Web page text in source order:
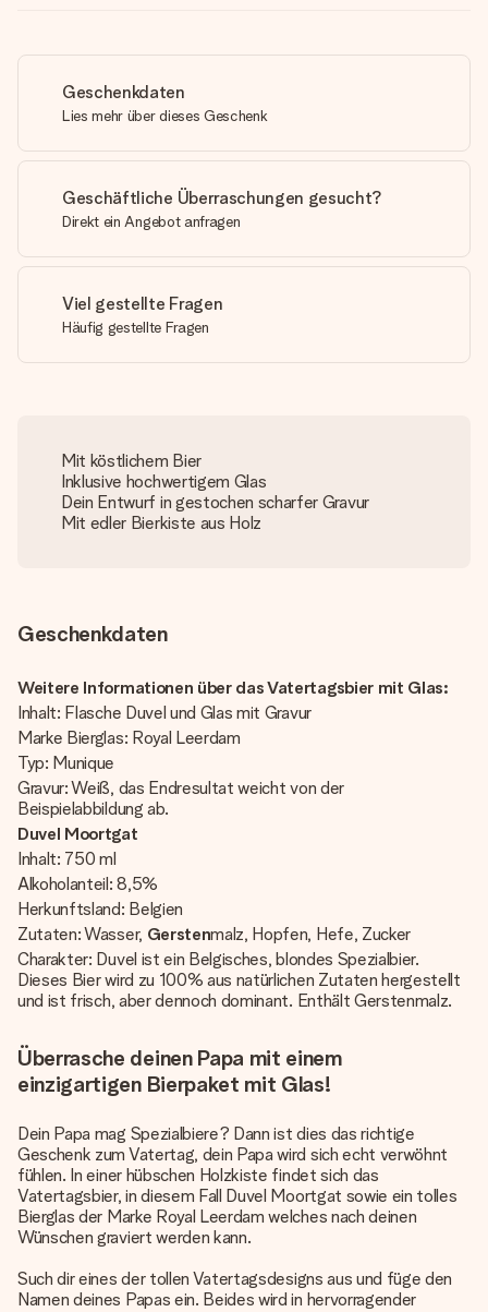
Geschenkdaten
Lies mehr über dieses Geschenk
Geschäftliche Überraschungen gesucht?
Direkt ein Angebot anfragen
Viel gestellte Fragen
Häufig gestellte Fragen
Mit köstlichem Bier
Inklusive hochwertigem Glas
Dein Entwurf in gestochen scharfer Gravur
Mit edler Bierkiste aus Holz
Geschenkdaten
Weitere Informationen über das Vatertagsbier mit Glas:
Inhalt: Flasche Duvel und Glas mit Gravur
Marke Bierglas: Royal Leerdam
Typ: Munique
Gravur: Weiß, das Endresultat weicht von der
Beispielabbildung ab.
Duvel Moortgat
Inhalt: 750 ml
Alkoholanteil: 8,5%
Herkunftsland: Belgien
Zutaten: Wasser, Gerstenmalz, Hopfen, Hefe, Zucker
Charakter: Duvel ist ein Belgisches, blondes Spezialbier.
Dieses Bier wird zu 100% aus natürlichen Zutaten hergestellt
und ist frisch, aber dennoch dominant. Enthält Gerstenmalz.
Überrasche deinen Papa mit einem
einzigartigen Bierpaket mit Glas!
Dein Papa mag Spezialbiere? Dann ist dies das richtige
Geschenk zum Vatertag, dein Papa wird sich echt verwöhnt
fühlen. In einer hübschen Holzkiste findet sich das
Vatertagsbier, in diesem Fall Duvel Moortgat sowie ein tolles
Bierglas der Marke Royal Leerdam welches nach deinen
Wünschen graviert werden kann.
Such dir eines der tollen Vatertagsdesigns aus und füge den
Namen deines Papas ein. Beides wird in hervorragender